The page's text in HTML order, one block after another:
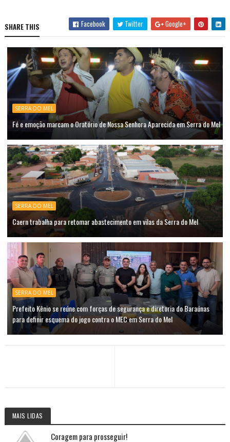
SHARE THIS Facebook Twitter Google+
SERRA DO MEL
Fé e emoção marcam o Oratório de Nossa Senhora Aparecida em Serra do Mel
SERRA DO MEL
Caern trabalha para retomar abastecimento em vilas da Serra do Mel
SERRA DO MEL
Prefeito Kênio se reúne com forças de segurança e diretoria do Baraúnas
para definir esquema do jogo contra o MEC em Serra do Mel
MAIS LIDAS
Coragem para prosseguir!